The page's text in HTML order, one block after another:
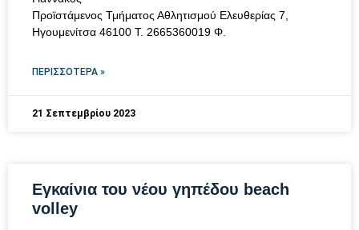
Προϊστάμενος Τμήματος Αθλητισμού Ελευθερίας 7,
Ηγουμενίτσα 46100 Τ. 2665360019 Φ.
ΠΕΡΙΣΣΌΤΕΡΑ »
21 Σεπτεμβρίου 2023
Εγκαίνια του νέου γηπέδου beach
volley